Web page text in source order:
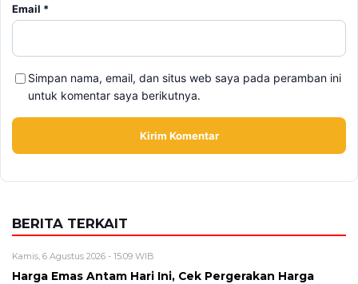
Email *
Simpan nama, email, dan situs web saya pada peramban ini
untuk komentar saya berikutnya.
BERITA TERKAIT
Kamis, 6 Agustus 2026 - 15:09 WIB
Harga Emas Antam Hari Ini, Cek Pergerakan Harga